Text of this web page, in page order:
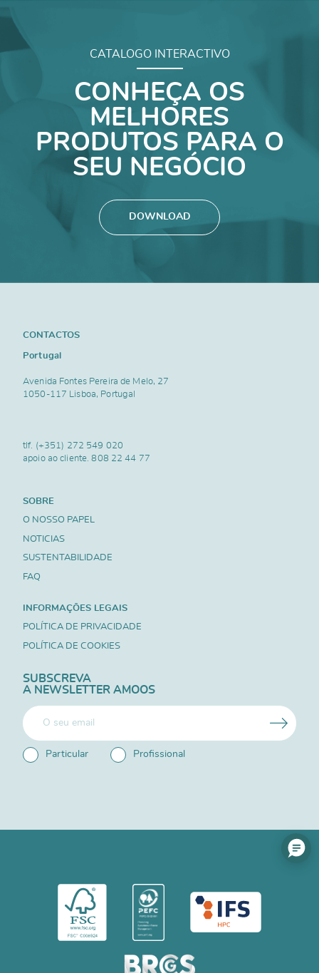
CATALOGO INTERACTIVO
CONHEÇA OS
MELHORES
PRODUTOS PARA O
SEU NEGÓCIO
DOWNLOAD
CONTACTOS
Portugal
Avenida Fontes Pereira de Melo, 27
1050-117 Lisboa, Portugal
tlf. (+351) 272 549 020
apoio ao cliente.808 22 44 77
SOBRE
O NOSSO PAPEL
NOTICIAS
SUSTENTABILIDADE
FAQ
INFORMAÇÕES LEGAIS
POLÍTICA DE PRIVACIDADE
POLÍTICA DE COOKIES
SUBSCREVA
A NEWSLETTER AMOOS
Particular Profissional